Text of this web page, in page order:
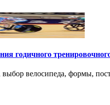
годичного
велосипеда, формы,